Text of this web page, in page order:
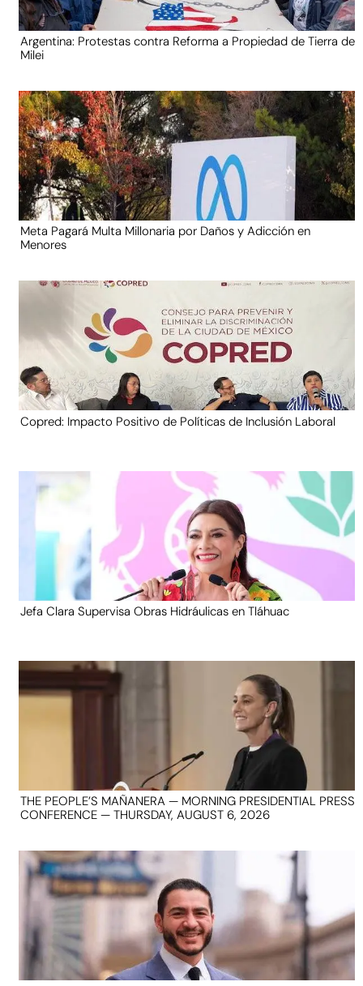
Argentina: Protestas contra Reforma a Propiedad de Tierra de
Milei
Meta Pagará Multa Millonaria por Daños y Adicción en
Menores
Copred: Impacto Positivo de Políticas de Inclusión Laboral
Jefa Clara Supervisa Obras Hidráulicas en Tláhuac
THE PEOPLE’S MAÑANERA — MORNING PRESIDENTIAL PRESS
CONFERENCE — THURSDAY, AUGUST 6, 2026